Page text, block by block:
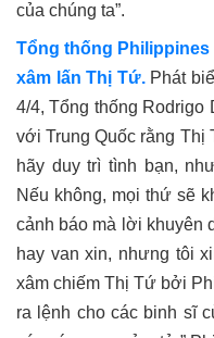
của chúng ta”.
Tổng thống
xâm lấn Thị Tứ.Phát
4/4, Tổng thống Rodrigo
với Trung Quốc rằng Thị
hãy duy trì tình bạn,
Nếu không, mọi thứ sẽ
cảnh báo mà lời khuyên
hay van xin, nhưng tôi
xâm chiếm Thị Tứ bởi
ra lệnh cho các binh sĩ